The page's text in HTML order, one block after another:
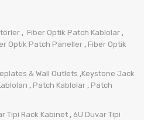
, Fiber Optik Patch Kablolar ,
Optik Patch Paneller , Fiber Optik
& Wall Outlets ,Keystone Jack
, Patch Kablolar , Patch
Tipi Rack Kabinet , 6U Duvar Tipi